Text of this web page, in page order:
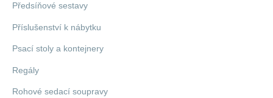
Předsíňové sestavy
Příslušenství k nábytku
Psací stoly a kontejnery
Regály
Rohové sedací soupravy